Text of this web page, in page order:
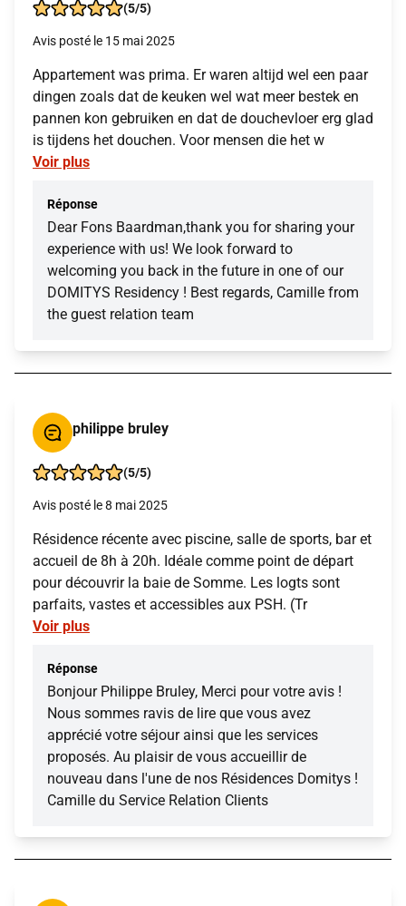
(5/5)
Avis posté le 15 mai 2025
Appartement was prima. Er waren altijd wel een paar
dingen zoals dat de keuken wel wat meer bestek en
pannen kon gebruiken en dat de douchevloer erg glad
is tijdens het douchen. Voor mensen die het w
Voir plus
Réponse
Dear Fons Baardman,thank you for sharing your
experience with us! We look forward to
welcoming you back in the future in one of our
DOMITYS Residency ! Best regards, Camille from
the guest relation team
philippe bruley
(5/5)
Avis posté le 8 mai 2025
Résidence récente avec piscine, salle de sports, bar et
accueil de 8h à 20h. Idéale comme point de départ
pour découvrir la baie de Somme. Les logts sont
parfaits, vastes et accessibles aux PSH. (Tr
Voir plus
Réponse
Bonjour Philippe Bruley, Merci pour votre avis !
Nous sommes ravis de lire que vous avez
apprécié votre séjour ainsi que les services
proposés. Au plaisir de vous accueillir de
nouveau dans l'une de nos Résidences Domitys !
Camille du Service Relation Clients